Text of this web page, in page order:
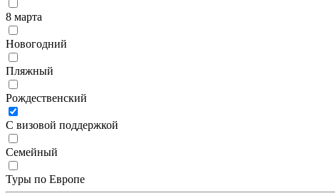
8 марта
Новогодний
Пляжный
Рождественский
С визовой поддержкой
Семейный
Туры по Европе